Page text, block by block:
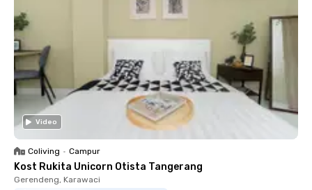
Video
Coliving • Campur
Kost Rukita Unicorn Otista Tangerang
Gerendeng, Karawaci